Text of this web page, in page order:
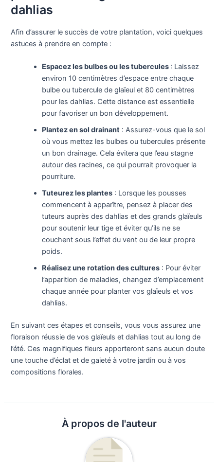
dahlias
Afin d’assurer le succès de votre plantation, voici quelques
astuces à prendre en compte :
Espacez les bulbes ou les tubercules : Laissez
environ 10 centimètres d’espace entre chaque
bulbe ou tubercule de glaïeul et 80 centimètres
pour les dahlias. Cette distance est essentielle
pour favoriser un bon développement.
Plantez en sol drainant : Assurez-vous que le sol
où vous mettez les bulbes ou tubercules présente
un bon drainage. Cela évitera que l’eau stagne
autour des racines, ce qui pourrait provoquer la
pourriture.
Tuteurez les plantes : Lorsque les pousses
commencent à apparître, pensez à placer des
tuteurs auprès des dahlias et des grands glaïeuls
pour soutenir leur tige et éviter qu’ils ne se
couchent sous l’effet du vent ou de leur propre
poids.
Réalisez une rotation des cultures : Pour éviter
l’apparition de maladies, changez d’emplacement
chaque année pour planter vos glaïeuls et vos
dahlias.
En suivant ces étapes et conseils, vous vous assurez une
floraison réussie de vos glaïeuls et dahlias tout au long de
l’été. Ces magnifiques fleurs apporteront sans aucun doute
une touche d’éclat et de gaieté à votre jardin ou à vos
compositions florales.
À propos de l'auteur